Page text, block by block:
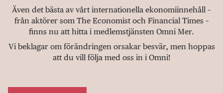
Även det bästa av vårt internationella ekonomiinnehåll –
från aktörer som The Economist och Financial Times –
finns nu att hitta i medlemstjänsten Omni Mer.
Vi beklagar om förändringen orsakar besvär, men hoppas
att du vill följa med oss in i Omni!